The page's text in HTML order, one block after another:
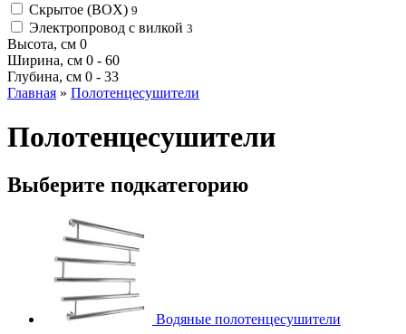
Скрытое (BOX) 9
Электропровод с вилкой 3
Высота, см 0
Ширина, см 0 - 60
Глубина, см 0 - 33
Главная » Полотенцесушители
Полотенцесушители
Выберите подкатегорию
Водяные полотенцесушители